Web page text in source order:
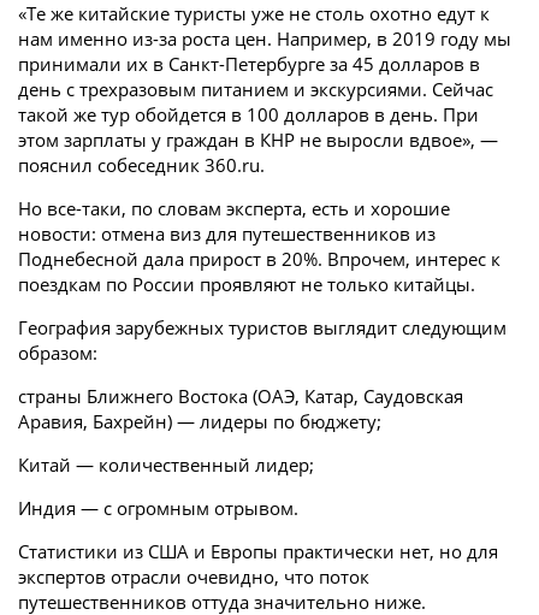
«Те же китайские туристы уже не столь охотно едут к
нам именно из-за роста цен. Например, в 2019 году мы
принимали их в Санкт-Петербурге за 45 долларов в
день с трехразовым питанием и экскурсиями. Сейчас
такой же тур обойдется в 100 долларов в день. При
этом зарплаты у граждан в КНР не выросли вдвое», —
пояснил собеседник 360.ru.
Но все-таки, по словам эксперта, есть и хорошие
новости: отмена виз для путешественников из
Поднебесной дала прирост в 20%. Впрочем, интерес к
поездкам по России проявляют не только китайцы.
География зарубежных туристов выглядит следующим
образом:
страны Ближнего Востока (ОАЭ, Катар, Саудовская
Аравия, Бахрейн) — лидеры по бюджету;
Китай — количественный лидер;
Индия — с огромным отрывом.
Статистики из США и Европы практически нет, но для
экспертов отрасли очевидно, что поток
путешественников оттуда значительно ниже.